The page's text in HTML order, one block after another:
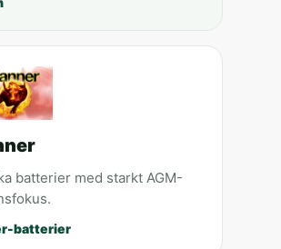
batterier med starkt AGM-
batterier